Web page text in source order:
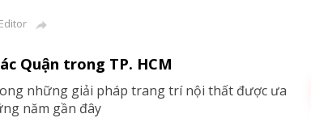
Editor 
Quận trong TP. HCM
những giải pháp trang trí nội thất được ưa
năm gần đây